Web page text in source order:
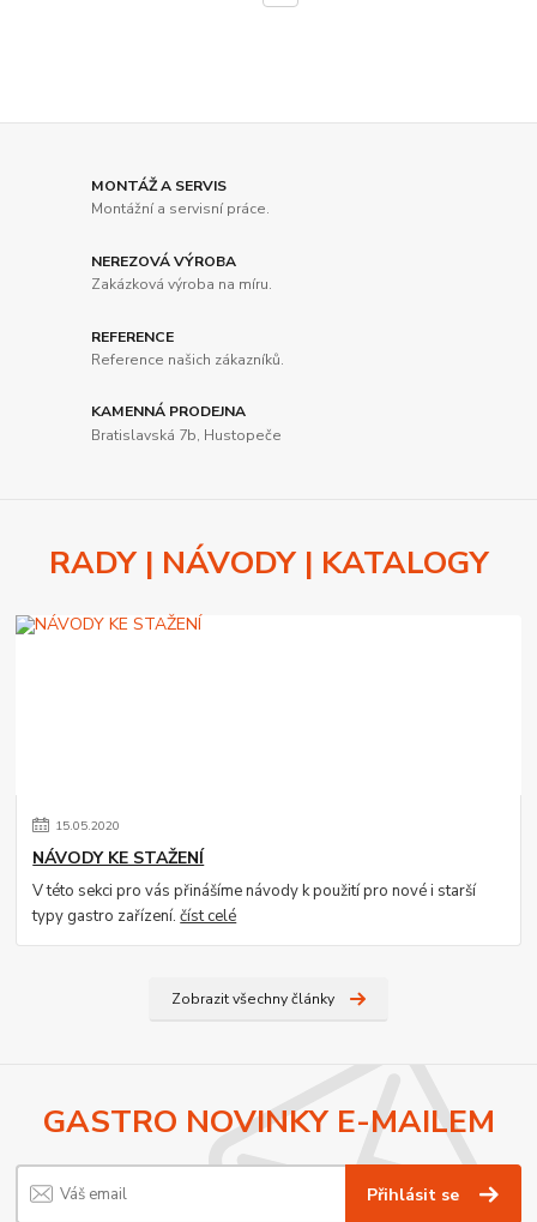
MONTÁŽ A SERVIS
Montážní a servisní práce.
NEREZOVÁ VÝROBA
Zakázková výroba na míru.
REFERENCE
Reference našich zákazníků.
KAMENNÁ PRODEJNA
Bratislavská 7b, Hustopeče
RADY | NÁVODY | KATALOGY
15.05.2020
NÁVODY KE STAŽENÍ
V této sekci pro vás přinášíme návody k použití pro nové i starší
typy gastro zařízení.číst celé
Zobrazit všechny články
GASTRO NOVINKY E-MAILEM
Přihlásit se